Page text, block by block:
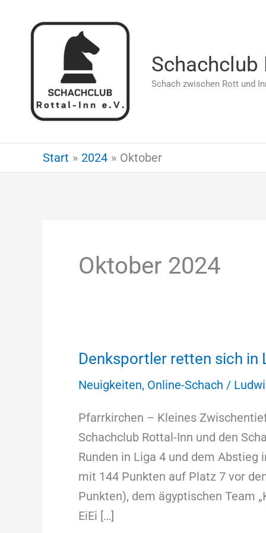
Schachclub
Schach zwischen Rott und
Start 2024 Oktober
Oktober 2024
Denksportler retten sich in
Neuigkeiten, Online-Schach /
Pfarrkirchen – Kleines
Schachclub Rottal-Inn und den
Runden in Liga 4 und dem
mit 144 Punkten auf Platz 7 vor
Punkten), dem ägyptischen Team
EiEi […]
Denksportler
retten
in
Liga
5